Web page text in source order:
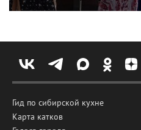
Гид по сибирской кухне
Карта катков